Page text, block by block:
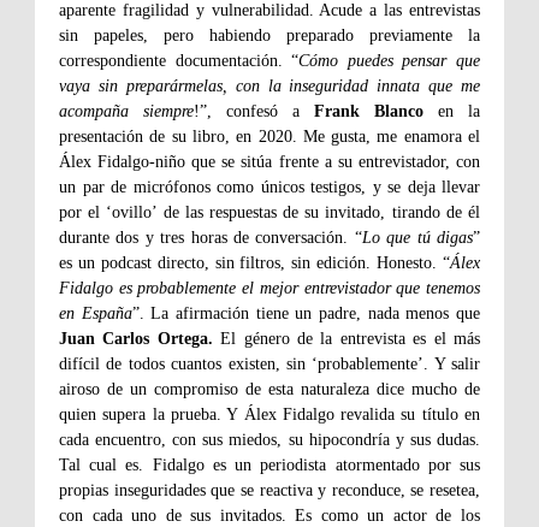
aparente fragilidad y vulnerabilidad. Acude a las entrevistas
sin papeles, pero habiendo preparado previamente la
correspondiente documentación. “Cómo puedes pensar que
vaya sin preparármelas, con la inseguridad innata que me
acompaña siempre!”, confesó a Frank Blanco en la
presentación de su libro, en 2020. Me gusta, me enamora el
Álex Fidalgo-niño que se sitúa frente a su entrevistador, con
un par de micrófonos como únicos testigos, y se deja llevar
por el ‘ovillo’ de las respuestas de su invitado, tirando de él
durante dos y tres horas de conversación. “Lo que tú digas”
es un podcast directo, sin filtros, sin edición. Honesto. “Álex
Fidalgo es probablemente el mejor entrevistador que tenemos
en España”. La afirmación tiene un padre, nada menos que
Juan Carlos Ortega. El género de la entrevista es el más
difícil de todos cuantos existen, sin ‘probablemente’. Y salir
airoso de un compromiso de esta naturaleza dice mucho de
quien supera la prueba. Y Álex Fidalgo revalida su título en
cada encuentro, con sus miedos, su hipocondría y sus dudas.
Tal cual es. Fidalgo es un periodista atormentado por sus
propias inseguridades que se reactiva y reconduce, se resetea,
con cada uno de sus invitados. Es como un actor de los